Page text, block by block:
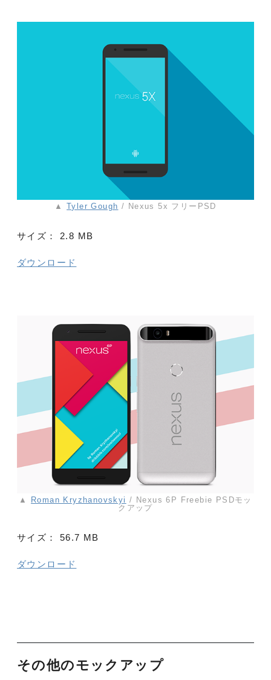
▲Tyler Gough / Nexus 5x フリーPSD
サイズ： 2.8 MB
ダウンロード
▲ Roman Kryzhanovskyi / Nexus 6P Freebie PSDモッ
クアップ
サイズ： 56.7 MB
ダウンロード
その他のモックアップ